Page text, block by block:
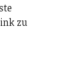
zu